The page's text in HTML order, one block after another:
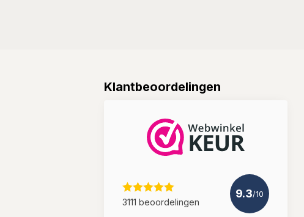
Klantbeoordelingen
3111 beoordelingen
9.3/10